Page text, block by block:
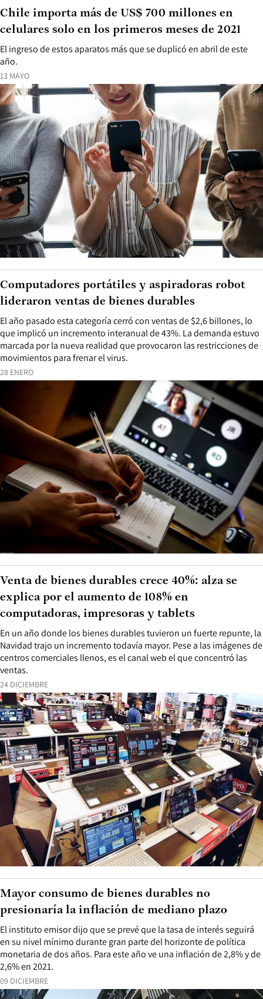
13 MAYO
El ingreso de estos aparatos más que se duplicó en abril de este
año.
Chile importa más de US$ 700 millones en
celulares solo en los primeros meses de 2021
28 ENERO
El año pasado esta categoría cerró con ventas de $2,6 billones, lo
que implicó un incremento interanual de 43%. La demanda estuvo
marcada por la nueva realidad que provocaron las restricciones de
movimientos para frenar el virus.
Computadores portátiles y aspiradoras robot
lideraron ventas de bienes durables
24 DICIEMBRE
En un año donde los bienes durables tuvieron un fuerte repunte, la
Navidad trajo un incremento todavía mayor. Pese a las imágenes de
centros comerciales llenos, es el canal web el que concentró las
ventas.
Venta de bienes durables crece 40%: alza se
explica por el aumento de 108% en
computadoras, impresoras y tablets
09 DICIEMBRE
El instituto emisor dijo que se prevé que la tasa de interés seguirá
en su nivel mínimo durante gran parte del horizonte de política
monetaria de dos años. Para este año ve una inflación de 2,8% y de
2,6% en 2021.
Mayor consumo de bienes durables no
presionaría la inflación de mediano plazo